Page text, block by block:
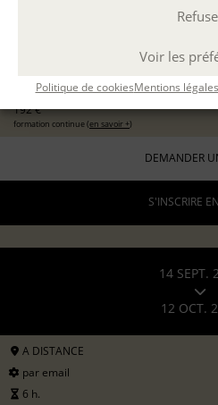
Voir les
Politique de cookiesMentions
EXPÉRIMENTER L'ATELIER
pour les particuliers
192 €
formation continue (en savoir +)
DEMANDER
S'INSCRIRE
14 SEPT.
12 OCT.
A DISTANCE
par email
6 h.